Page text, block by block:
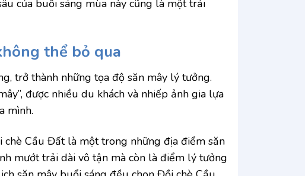
của buổi sáng mùa này cũng là một trải
thể bỏ qua
trở thành những tọa độ săn mây lý tưởng.
được nhiều du khách và nhiếp ảnh gia lựa
mình.
Cầu Đất là một trong những địa điểm săn
mướt trải dài vô tận mà còn là điểm lý tưởng